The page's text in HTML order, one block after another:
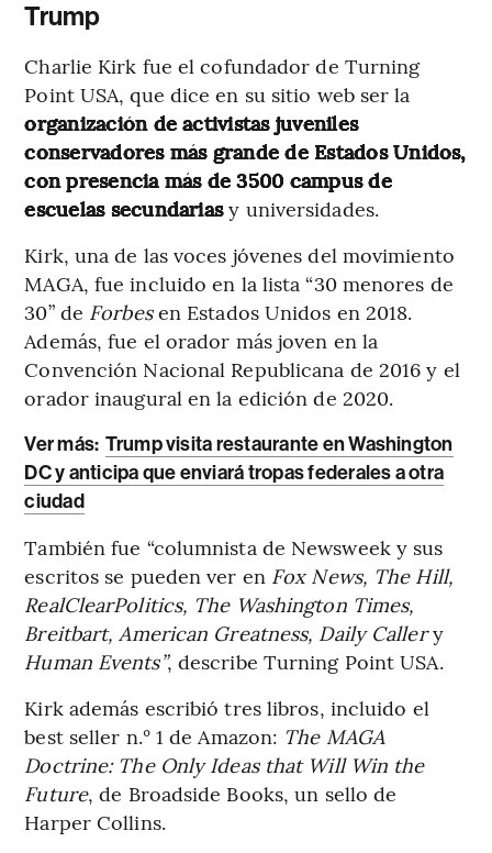
Trump
Charlie Kirk fue el cofundador de Turning
Point USA, que dice en su sitio web ser la
organización de activistas juveniles
conservadores más grande de Estados Unidos,
con presencia más de 3500 campus de
escuelas secundariasy universidades.
Kirk, una de las voces jóvenes del movimiento
MAGA, fue incluido en la lista “30 menores de
30” de Forbesen Estados Unidos en 2018.
Además, fue el orador más joven en la
Convención Nacional Republicana de 2016 y el
orador inaugural en la edición de 2020.
Ver más: Trump visita restaurante en Washington
DC y anticipa que enviará tropas federales a otra
ciudad
También fue “columnista de Newsweek y sus
escritos se pueden ver en Fox News, The Hill,
RealClearPolitics, The Washington Times,
Breitbart, American Greatness, Daily Callery
Human Events”, describe Turning Point USA.
Kirk además escribió tres libros, incluido el
best seller n.° 1 de Amazon: The MAGA
Doctrine: The Only Ideas that Will Win the
Future, de Broadside Books, un sello de
Harper Collins.